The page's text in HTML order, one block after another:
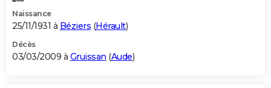
Naissance
25/11/1931 à Béziers (Hérault)
Décès
03/03/2009 à Gruissan (Aude)